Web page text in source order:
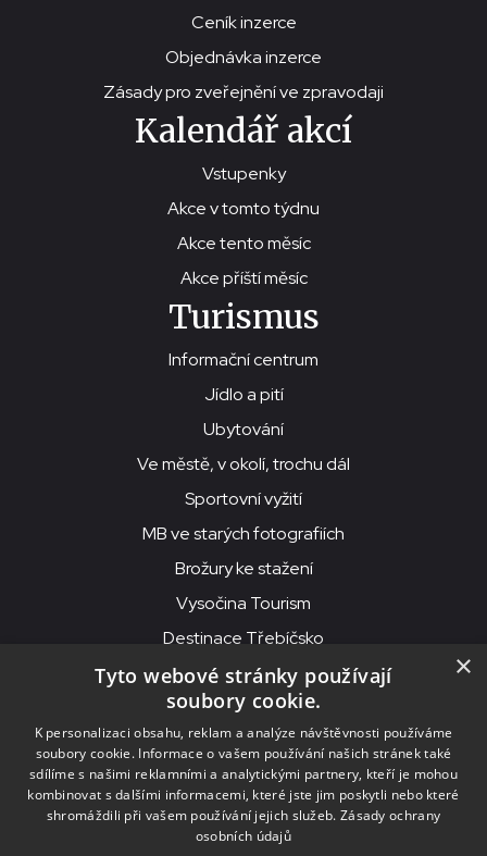
Ceník inzerce
Objednávka inzerce
Zásady pro zveřejnění ve zpravodaji
Kalendář akcí
Vstupenky
Akce v tomto týdnu
Akce tento měsíc
Akce příští měsíc
Turismus
Informační centrum
Jídlo a pití
Ubytování
Ve městě, v okolí, trochu dál
Sportovní vyžití
MB ve starých fotografiích
Brožury ke stažení
Vysočina Tourism
Destinace Třebíčsko
© 2026MKS Beseda Mor. Budějovice
MKS Beseda, příspěvková organizace, Purcnerova 62, 676 02
Moravské Budějovice
IČO: 00091758, DIČ: CZ00091758, ID datové schránky: chjn2kd
×
Tyto webové stránky používají
soubory cookie.
K personalizaci obsahu, reklam a analýze návštěvnosti používáme
soubory cookie. Informace o vašem používání našich stránek také
sdílíme s našimi reklamními a analytickými partnery, kteří je mohou
kombinovat s dalšími informacemi, které jste jim poskytli nebo které
shromáždili při vašem používání jejich služeb. Zásady ochrany
osobních údajů